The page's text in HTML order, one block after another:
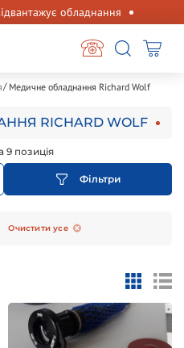
обладнання
Медичне обладнання Richard Wolf
RICHARD WOLF
9 позиція
Фільтри
Очистити усе